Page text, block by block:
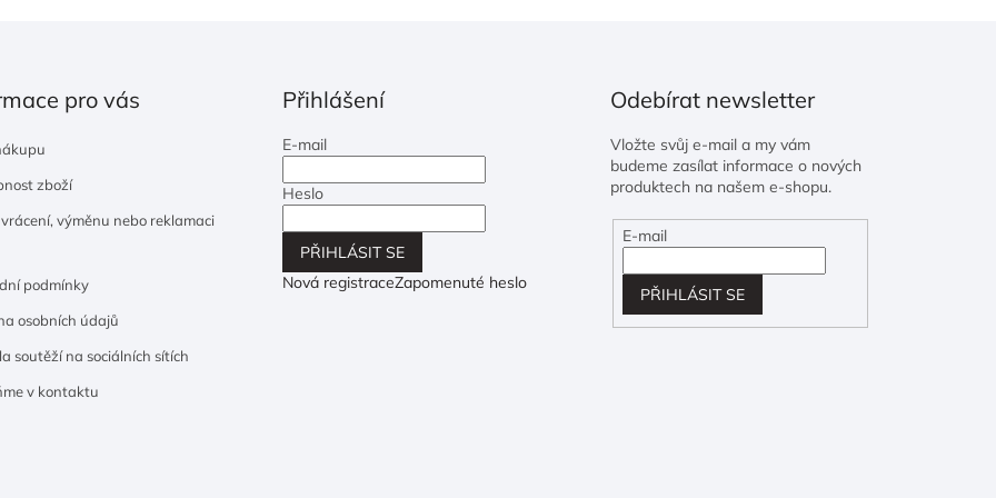
pro vás
zboží
vrácení, výměnu nebo reklamaci
podmínky
osobních údajů
soutěží na sociálních sítích
v kontaktu
Přihlášení
E-mail
Heslo
PŘIHLÁSIT SE
Nová registraceZapomenuté heslo
Odebírat newsletter
Vložte svůj e-mail a my vám
budeme zasílat informace o nových
produktech na našem e-shopu.
E-mail
PŘIHLÁSIT SE